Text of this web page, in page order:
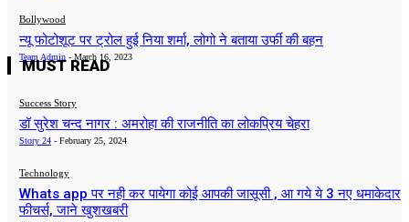
Bollywood
न्यू फोटोशूट पर ट्रोल हुई निया शर्मा, लोगो ने बताया उर्फी की बहन
Team Admin - March 16, 2023
MUST READ
Success Story
डॉ सुरेश चन्द नागर : अमरोहा की राजनीति का लोकप्रिय चेहरा
Story 24 - February 25, 2024
Technology
Whats app पर नही कर पायेगा कोई आपकी जासूसी , आ गये ये 3 नए धमाकेदार
फीचर्स, जाने खुशखबरी